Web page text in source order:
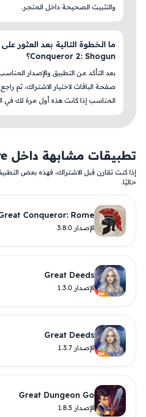
والتثبيت الصحيحة داخل المتجر.
Conqueror 2: Shogun؟
بعد التأكد من التطبيق والإصدار
صفحة الباقات لاختيار الاشتراك، ثم
المناسب إذا كانت هذه أول مرة لك في
تطبيقات مشابهة داخل AM Store
إذا كنت تقارن قبل الاشتراك، فهذه بعض
حاليًا.
Conqueror: Rome
الإصدار 3.8.0
Great Deeds
الإصدار 1.3.0
Great Deeds
الإصدار 1.3.7
Great Dungeon Go
الإصدار 1.8.5